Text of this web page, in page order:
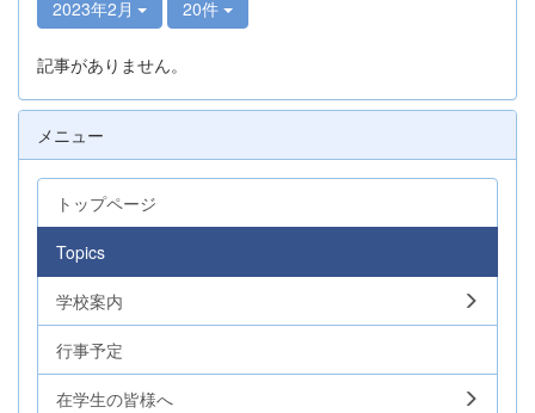
2023年2月 20件
記事がありません。
メニュー
トップページ
Topics
学校案内
行事予定
在学生の皆様へ